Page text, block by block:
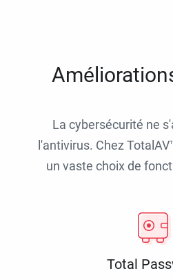
La cybersécurité ne
l'antivirus. Chez
un vaste choix de
Total